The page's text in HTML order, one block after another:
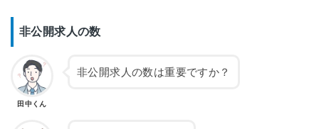
非公開求人の数
田中くん
非公開求人の数は重要ですか？